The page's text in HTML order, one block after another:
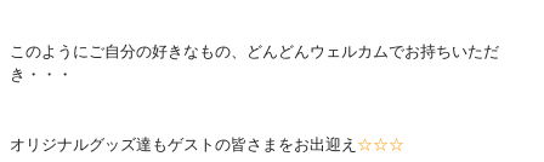
このようにご自分の好きなもの、どんどんウェルカムでお持ちいただ
き・・・
オリジナルグッズ達もゲストの皆さまをお出迎え ☆☆☆